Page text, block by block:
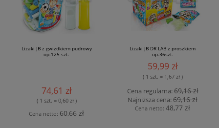
Lizaki JB z gwizdkiem pudrowy
op.125 szt.
74,61 zł
( 1 szt. = 0,60 zł )
Cena netto: 60,66 zł
Lizaki JB DR LAB z proszkiem
op.36szt.
59,99 zł
( 1 szt. = 1,67 zł )
Cena regularna:69,16 zł
Najniższa cena:69,16 zł
Cena netto: 48,77 zł